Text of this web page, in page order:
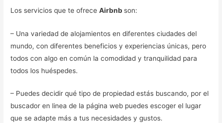
Los servicios que te ofreceAirbnb son:
– Una variedad de alojamientos en diferentes ciudades del
mundo, con diferentes beneficios y experiencias únicas, pero
todos con algo en común la comodidad y tranquilidad para
todos los huéspedes.
– Puedes decidir qué tipo de propiedad estás buscando, por el
buscador en linea de la página web puedes escoger el lugar
que se adapte más a tus necesidades y gustos.